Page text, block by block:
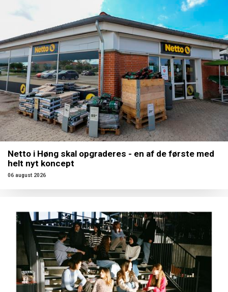
Netto i Høng skal opgraderes - en af de første med
helt nyt koncept
06 august 2026